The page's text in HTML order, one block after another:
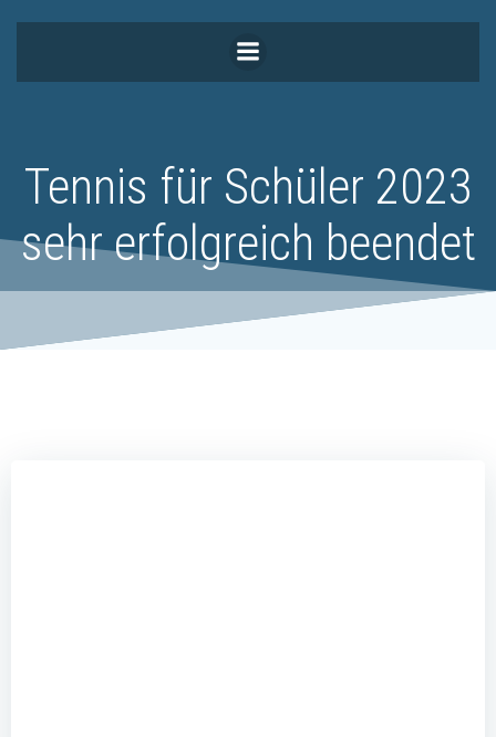
Inhalt
Tennis für Schüler 2023
sehr erfolgreich beendet